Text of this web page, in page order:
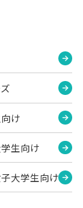
け
生向け
大学生向け